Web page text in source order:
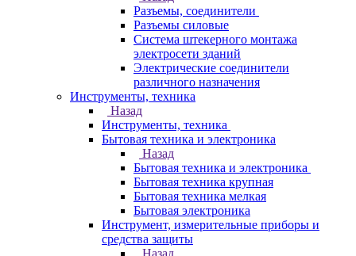
Разъемы, соединители
Разъемы силовые
Система штекерного монтажа
электросети зданий
Электрические соединители
различного назначения
Инструменты, техника
Назад
Инструменты, техника
Бытовая техника и электроника
Назад
Бытовая техника и электроника
Бытовая техника крупная
Бытовая техника мелкая
Бытовая электроника
Инструмент, измерительные приборы и
средства защиты
Назад